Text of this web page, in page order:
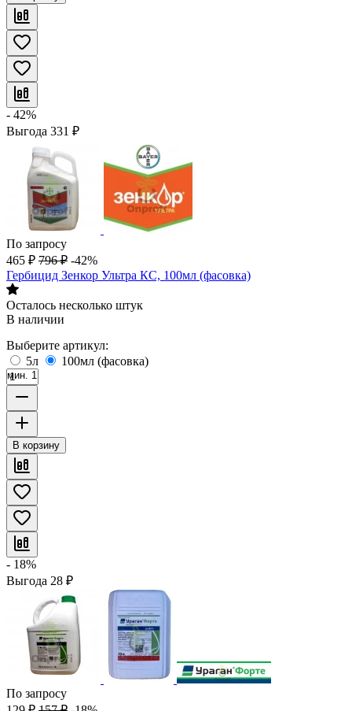
- 42%
Выгода 331 ₽
По запросу
465 ₽ 796 ₽ -42%
Гербицид Зенкор Ультра КС, 100мл (фасовка)
Осталось несколько штук
В наличии
Выберите артикул:
5л
100мл (фасовка)
мин. 1
В корзину
- 18%
Выгода 28 ₽
По запросу